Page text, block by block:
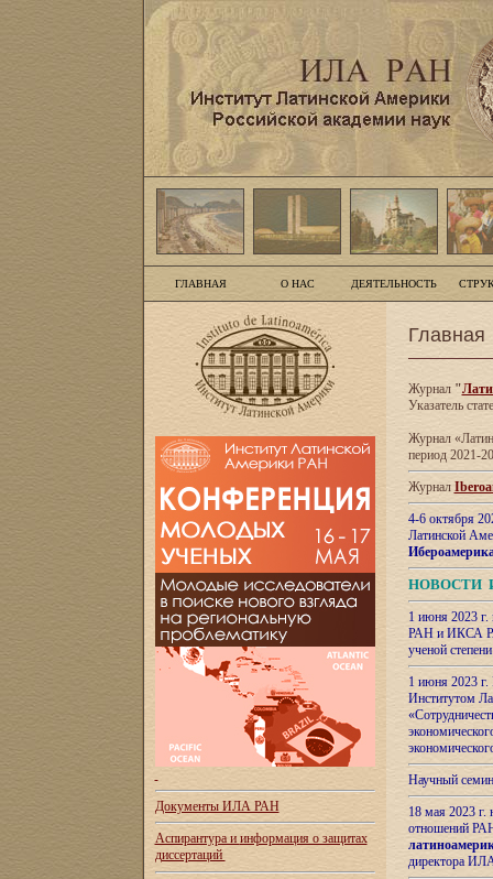
ГЛАВНАЯ О НАС ДЕЯТЕЛЬНОСТЬ
Документы ИЛА РАН
Аспирантура и информация о защитах
диссертаций
Главная
Журнал"
Указатель
Журнал
период 2021-
Журнал
4-6 октября
Латинской
НОВОСТИ
1 июня 2023
РАН и ИКСА
ученой
1 июня 2023
Институтом
Научный
18 мая 2023
отношений
директора